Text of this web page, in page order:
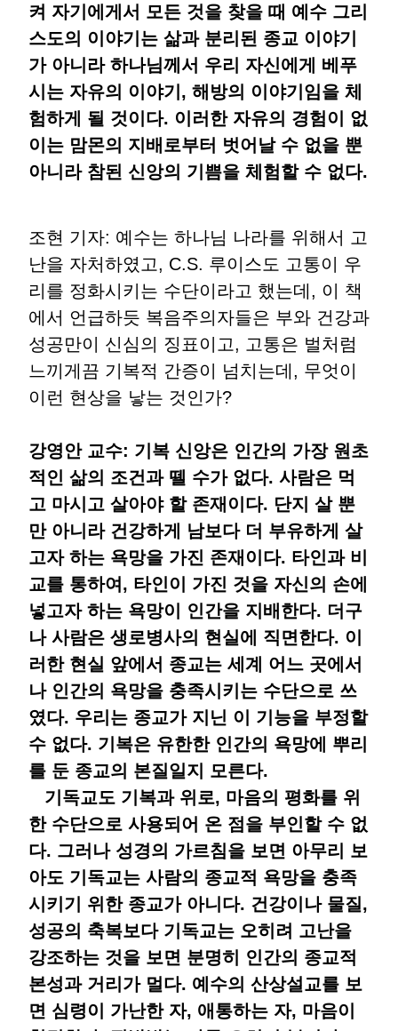
켜 자기에게서 모든 것을 찾을 때 예수 그리
스도의 이야기는 삶과 분리된 종교 이야기
가 아니라 하나님께서 우리 자신에게 베푸
시는 자유의 이야기, 해방의 이야기임을 체
험하게 될 것이다. 이러한 자유의 경험이 없
이는 맘몬의 지배로부터 벗어날 수 없을 뿐
아니라 참된 신앙의 기쁨을 체험할 수 없다.
조현 기자: 예수는 하나님 나라를 위해서 고
난을 자처하였고, C.S. 루이스도 고통이 우
리를 정화시키는 수단이라고 했는데, 이 책
에서 언급하듯 복음주의자들은 부와 건강과
성공만이 신심의 징표이고, 고통은 벌처럼
느끼게끔 기복적 간증이 넘치는데, 무엇이
이런 현상을 낳는 것인가?
강영안 교수: 기복 신앙은 인간의 가장 원초
적인 삶의 조건과 뗄 수가 없다. 사람은 먹
고 마시고 살아야 할 존재이다. 단지 살 뿐
만 아니라 건강하게 남보다 더 부유하게 살
고자 하는 욕망을 가진 존재이다. 타인과 비
교를 통하여, 타인이 가진 것을 자신의 손에
넣고자 하는 욕망이 인간을 지배한다. 더구
나 사람은 생로병사의 현실에 직면한다. 이
러한 현실 앞에서 종교는 세계 어느 곳에서
나 인간의 욕망을 충족시키는 수단으로 쓰
였다. 우리는 종교가 지닌 이 기능을 부정할
수 없다. 기복은 유한한 인간의 욕망에 뿌리
를 둔 종교의 본질일지 모른다.
기독교도 기복과 위로, 마음의 평화를 위
한 수단으로 사용되어 온 점을 부인할 수 없
다. 그러나 성경의 가르침을 보면 아무리 보
아도 기독교는 사람의 종교적 욕망을 충족
시키기 위한 종교가 아니다. 건강이나 물질,
성공의 축복보다 기독교는 오히려 고난을
강조하는 것을 보면 분명히 인간의 종교적
본성과 거리가 멀다. 예수의 산상설교를 보
면 심령이 가난한 자, 애통하는 자, 마음이